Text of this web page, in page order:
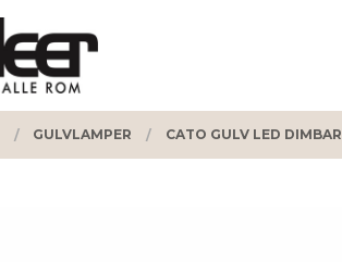
GULVLAMPER CATO GULV LED DIMBAR